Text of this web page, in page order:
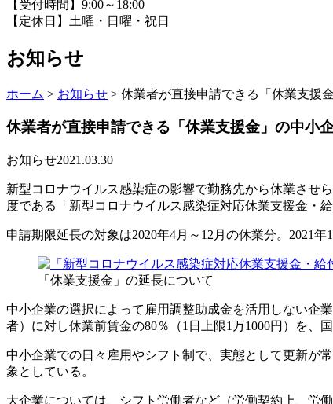
【受付時間】9:00～18:00
【定休日】土曜・日曜・祝日
お知らせ
ホーム > お知らせ > 休業者が直接申請できる「休業支援
休業者が直接申請できる「休業支援金」の中小
お知らせ2021.03.30
新型コロナウイルス感染症の影響で勤務先から休業させ
度である「新型コロナウイルス感染症対応休業支援金・
申請期限延長の対象は2020年4月～12月の休業分。2021
「休業支援金」の延長について
中小企業の選択によって雇用調整助成金を活用しない企
者）に対し休業前賃金の80％（1日上限1万1000円）を、
中小企業での日々雇用やシフト制で、実態として更新が
象としている。
大企業については、シフト労働者など（労働契約上、労